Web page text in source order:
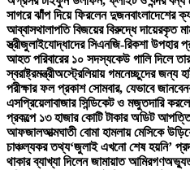
সাগরে ঝাঁপ দিয়ে ফিরলেন দুজনবাংলাদেশের
আব্বাসথালাপতি বিজয়ের বিরুদ্ধে দায়েরকৃত
স্ত্রীজুলাইযোদ্ধাদের সিএনজি-রিকশা উপহার
আহত পরিবারের ১০ সদস্যকেউ গালি দিলে
স্বরাষ্ট্রমন্ত্রীঅস্ট্রেলিয়ায় গমনেচ্ছুদের জন্য
পরীক্ষার ফল প্রকাশ সোমবার, যেভাবে জানবেন
এসপ্রিয়েলাবাজার সিন্ডিকেট ও মজুতদারি
প্রকল্পে ১৩ হাজার কোটি টাকার অডিট
আফজালআত্মঘাতী বোমা হামলায় মেসিকে
চাঞ্চল্যকর তথ্য‘জুলাই এখনো শেষ হয়নি’
থাকার ব্যাখ্যা দিলেন জামায়াত আমির